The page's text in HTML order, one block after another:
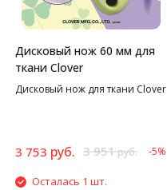
Дисковый нож 60 мм для
ткани Clover
Дисковый нож для ткани Clover
3 753 руб. 3 951руб. -5%
Осталась 1 шт.